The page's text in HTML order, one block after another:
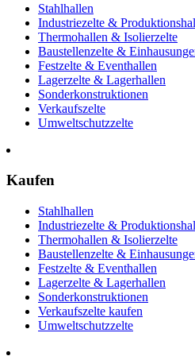
Stahlhallen
Industriezelte &
Thermohallen & Isolierzelte
Baustellenzelte &
Festzelte & Eventhallen
Lagerzelte & Lagerhallen
Sonderkonstruktionen
Verkaufszelte
Umweltschutzzelte
Kaufen
Stahlhallen
Industriezelte &
Thermohallen & Isolierzelte
Baustellenzelte &
Festzelte & Eventhallen
Lagerzelte & Lagerhallen
Sonderkonstruktionen
Verkaufszelte kaufen
Umweltschutzzelte